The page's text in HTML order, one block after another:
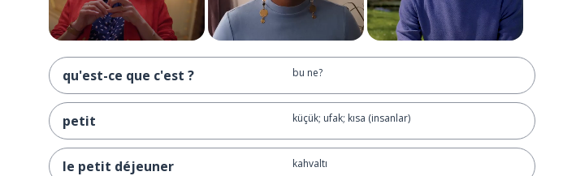
qu'est-ce que c'est ? bu ne?
petit küçük; ufak; kısa (insanlar)
le petit déjeuner kahvaltı